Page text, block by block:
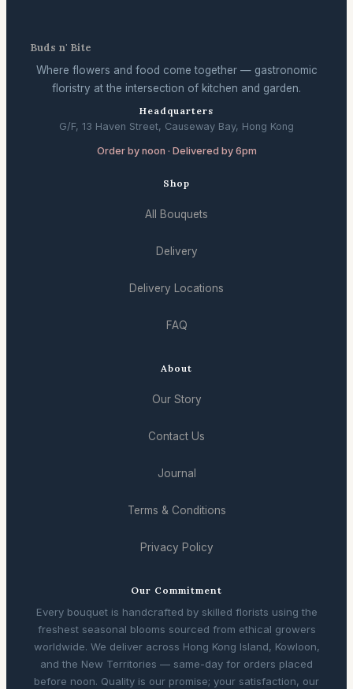
Buds n' Bite
Where flowers and food come together — gastronomic
floristry at the intersection of kitchen and garden.
Headquarters
G/F, 13 Haven Street, Causeway Bay, Hong Kong
Order by noon · Delivered by 6pm
Shop
All Bouquets
Delivery
Delivery Locations
FAQ
About
Our Story
Contact Us
Journal
Terms & Conditions
Privacy Policy
Our Commitment
Every bouquet is handcrafted by skilled florists using the
freshest seasonal blooms sourced from ethical growers
worldwide. We deliver across Hong Kong Island, Kowloon,
and the New Territories — same-day for orders placed
before noon. Quality is our promise; your satisfaction, our